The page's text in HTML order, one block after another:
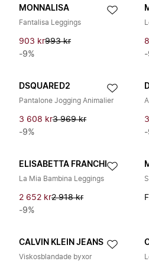
MONNALISA
Fantalisa Leggings
903 kr993 kr
-9%
-
DSQUARED2
Pantalone Jogging Animalier
3 608 kr3 969 kr
-9%
-
ELISABETTA FRANCHI
La Mia Bambina Leggings
2 652 kr2 918 kr
-9%
CALVIN KLEIN JEANS
Viskosblandade byxor